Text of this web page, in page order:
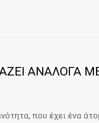
ΑΝΑΛΟΓΑ
που έχει ένα